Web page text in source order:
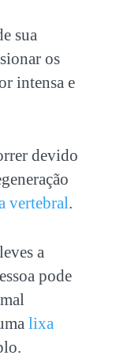
sua
os
intensa e
devido
vertebral.
a
pode
lixa